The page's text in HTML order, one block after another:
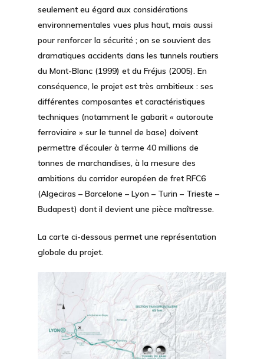
seulement eu égard aux considérations
environnementales vues plus haut, mais aussi
pour renforcer la sécurité ; on se souvient des
dramatiques accidents dans les tunnels routiers
du Mont-Blanc (1999) et du Fréjus (2005). En
conséquence, le projet est très ambitieux : ses
différentes composantes et caractéristiques
techniques (notamment le gabarit « autoroute
ferroviaire » sur le tunnel de base) doivent
permettre d’écouler à terme 40 millions de
tonnes de marchandises, à la mesure des
ambitions du corridor européen de fret RFC6
(Algeciras – Barcelone – Lyon – Turin – Trieste –
Budapest) dont il devient une pièce maîtresse.
La carte ci-dessous permet une représentation
globale du projet.